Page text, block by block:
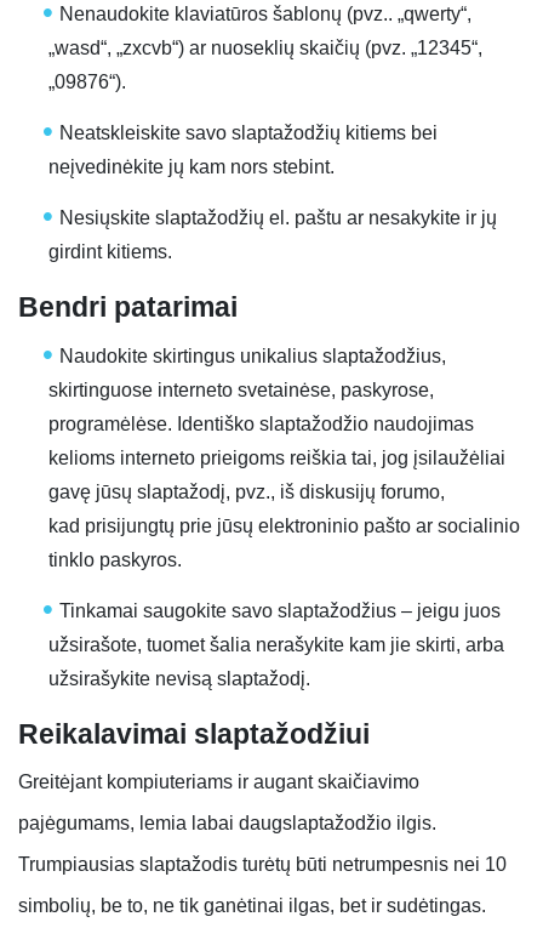
Nenaudokite klaviatūros šablonų (pvz.. „qwerty“,
„wasd“, „zxcvb“) ar nuoseklių skaičių (pvz. „12345“,
„09876“).
Neatskleiskite savo slaptažodžių kitiems bei
neįvedinėkite jų kam nors stebint.
Nesiųskite slaptažodžių el. paštu ar nesakykite ir jų
girdint kitiems.
Bendri patarimai
Naudokite skirtingus unikalius slaptažodžius,
skirtinguose interneto svetainėse, paskyrose,
programėlėse. Identiško slaptažodžio naudojimas
kelioms interneto prieigoms reiškia tai, jog įsilaužėliai
gavę jūsų slaptažodį, pvz., iš diskusijų forumo,
kad prisijungtų prie jūsų elektroninio pašto ar socialinio
tinklo paskyros.
Tinkamai saugokite savo slaptažodžius – jeigu juos
užsirašote, tuomet šalia nerašykite kam jie skirti, arba
užsirašykite nevisą slaptažodį.
Reikalavimai slaptažodžiui
Greitėjant kompiuteriams ir augant skaičiavimo
pajėgumams, lemia labai daugslaptažodžio ilgis.
Trumpiausias slaptažodis turėtų būti netrumpesnis nei 10
simbolių, be to, ne tik ganėtinai ilgas, bet ir sudėtingas.